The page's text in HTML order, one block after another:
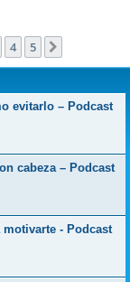
4 5
evitarlo – Podcast
cabeza – Podcast
- Podcast